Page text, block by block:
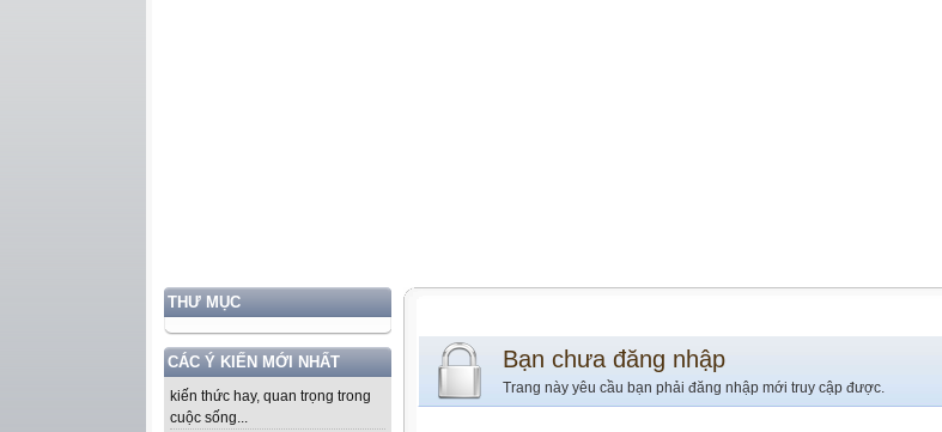
THƯ MỤC
CÁC Ý KIẾN MỚI NHẤT
kiến thức hay, quan trọng trong
cuộc sống...
Bạn chưa đăng nhập
Trang này yêu cầu bạn phải đăng nhập mới truy cập được.